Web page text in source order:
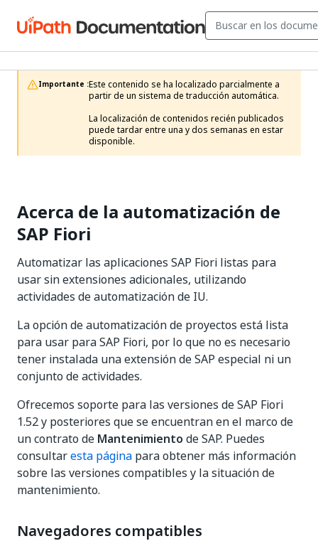
Importante :Este contenido se ha localizado parcialmente a
partir de un sistema de traducción automática.
La localización de contenidos recién publicados
puede tardar entre una y dos semanas en estar
disponible.
Acerca de la automatización de
SAP Fiori
Automatizar las aplicaciones SAP Fiori listas para
usar sin extensiones adicionales, utilizando
actividades de automatización de IU.
La opción de automatización de proyectos está lista
para usar para SAP Fiori, por lo que no es necesario
tener instalada una extensión de SAP especial ni un
conjunto de actividades.
Ofrecemos soporte para las versiones de SAP Fiori
1.52 y posteriores que se encuentran en el marco de
un contrato de Mantenimiento de SAP. Puedes
consultaresta página para obtener más información
sobre las versiones compatibles y la situación de
mantenimiento.
Navegadores compatibles